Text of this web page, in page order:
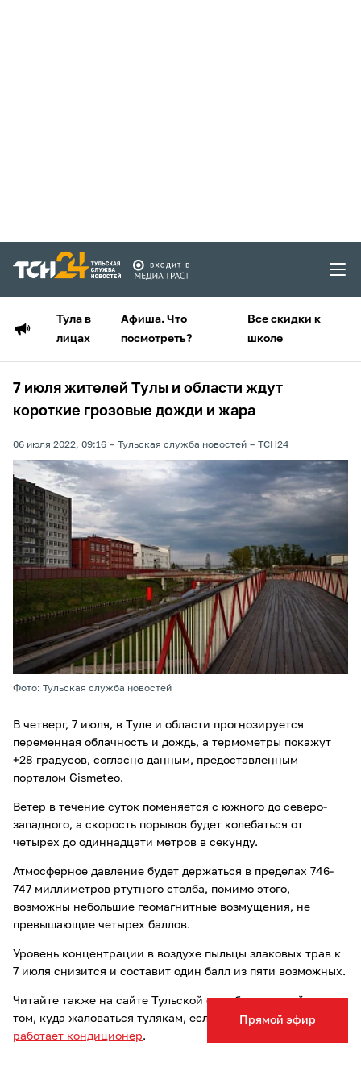
Тула в
лицах
Афиша. Что
посмотреть?
Все скидки к
школе
Прямой эфир
7 июля жителей Тулы и области ждут
короткие грозовые дожди и жара
06 июля 2022, 09:16 Тульская служба новостей ТСН24
Фото: Тульская служба новостей
В четверг, 7 июля, в Туле и области прогнозируется
переменная облачность и дождь, а термометры покажут
+28 градусов, согласно данным, предоставленным
порталом Gismeteo.
Ветер в течение суток поменяется с южного до северо-
западного, а скорость порывов будет колебаться от
четырех до одиннадцати метров в секунду.
Атмосферное давление будет держаться в пределах 746-
747 миллиметров ртутного столба, помимо этого,
возможны небольшие геомагнитные возмущения, не
превышающие четырех баллов.
Уровень концентрации в воздухе пыльцы злаковых трав к
7 июля снизится и составит один балл из пяти возможных.
Читайте также на сайте Тульской службы новостей о
том, куда жаловаться тулякам, если в маршруткене
работает кондиционер.